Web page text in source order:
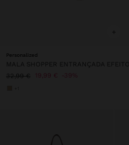
+
Personalized
MALA SHOPPER ENTRANÇADA
32,99 €
19,99 € 39%